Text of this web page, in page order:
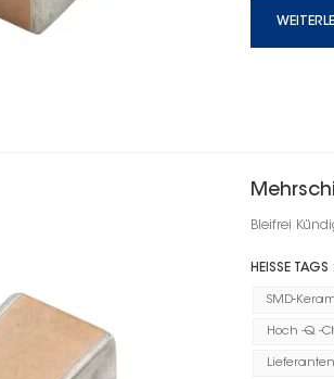
Bleifrei
HEISSE TAGS :
SMD-
Hoch -Q -